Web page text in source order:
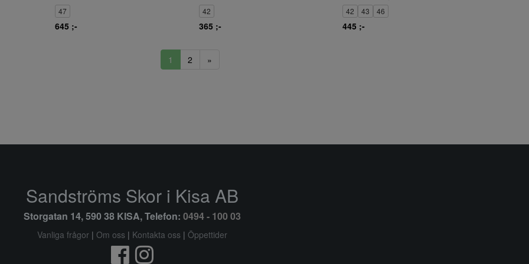
47
645 ;-
42
365 ;-
42 43 46
445 ;-
1 2 »
Sandströms Skor i Kisa AB
Storgatan 14, 590 38 KISA, Telefon: 0494 - 100 03
Vanliga frågor | Om oss | Kontakta oss | Öppettider